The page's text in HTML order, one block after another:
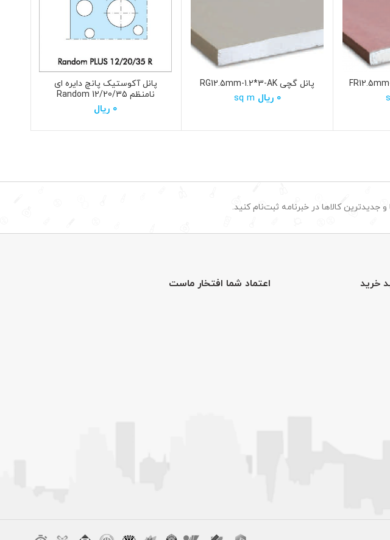
پانل گچی RG12.5mm-1.2*3-AK
0 ریال
پانل آکوستیک پانچ دایره ای
نامنظم 12/20/35 Random
PLUS0 ریال
کالاها در خبرنامه ثبت‌نام کنید.
خرید اعتماد شما افتخار ماست